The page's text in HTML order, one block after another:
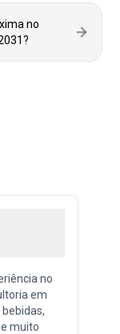
no
no
em
muito